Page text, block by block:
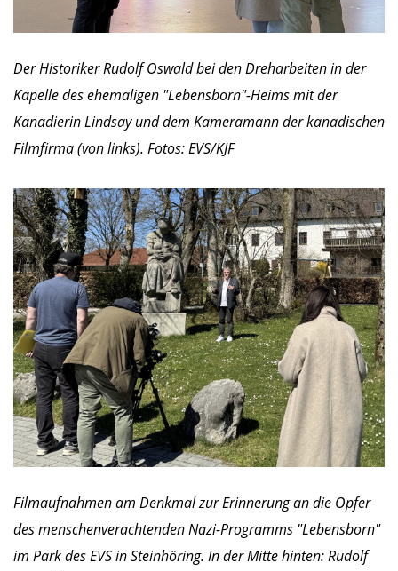
Der Historiker Rudolf Oswald bei den Dreharbeiten in der
Kapelle des ehemaligen "Lebensborn"-Heims mit der
Kanadierin Lindsay und dem Kameramann der kanadischen
Filmfirma (von links). Fotos: EVS/KJF
Filmaufnahmen am Denkmal zur Erinnerung an die Opfer
des menschenverachtenden Nazi-Programms "Lebensborn"
im Park des EVS in Steinhöring. In der Mitte hinten: Rudolf